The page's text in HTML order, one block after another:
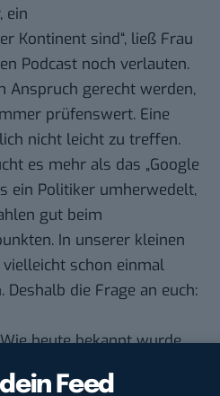
Feed
ein
Kontinent sind“, ließ Frau
Podcast noch verlauten.
Anspruch gerecht werden,
prüfenswert. Eine
nicht leicht zu treffen.
es mehr als das „Google
ein Politiker umherwedelt,
gut beim
In unserer kleinen
schon einmal
die Frage an euch:
heute bekannt wurde,
einem Google-Sprecher